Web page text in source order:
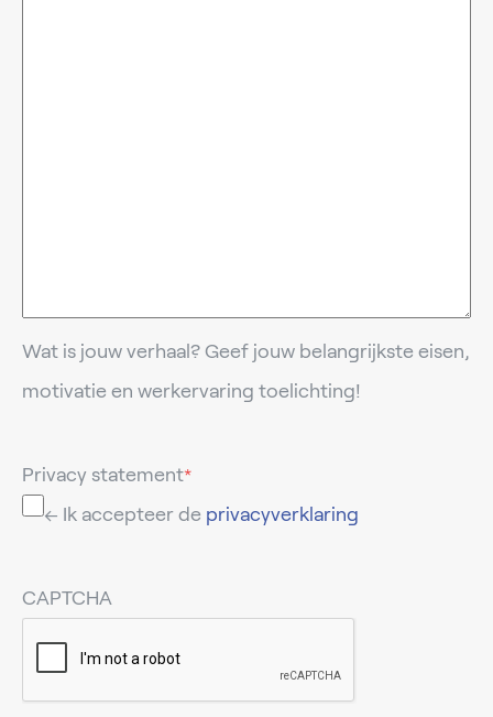
Wat is jouw verhaal? Geef jouw belangrijkste eisen,
motivatie en werkervaring toelichting!
Privacy statement*
← Ik accepteer de privacyverklaring
CAPTCHA